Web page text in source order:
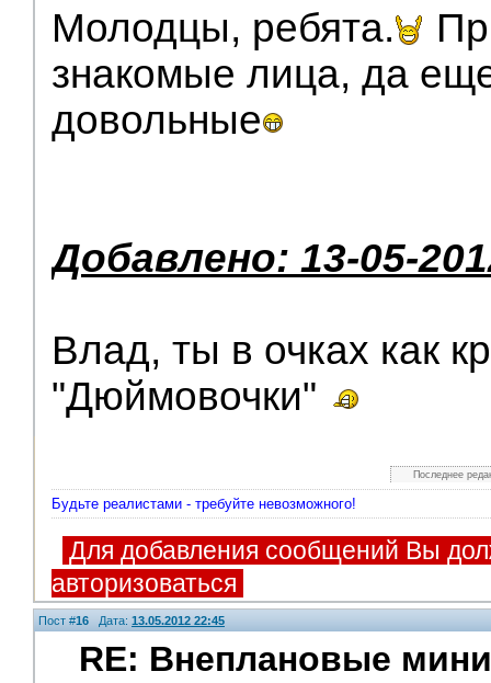
Молодцы, ребята.
знакомые лица, да
довольные
Добавлено: 13-05-
Влад, ты в очках как
"Дюймовочки"
Помощники
Последнее
Будьте реалистами - требуйте невозможного!
Для добавления сообщений Вы
авторизоваться
Пост #16 Дата: 13.05.2012 22:45
RE: Внеплановые